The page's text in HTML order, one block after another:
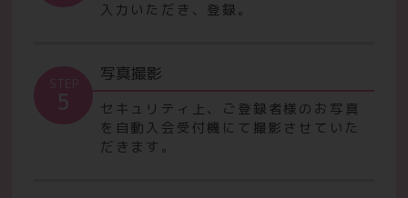
入力いただき、登録。
STEP
5
写真撮影
セキュリティ上、ご登録者様のお写真
を自動入会受付機にて撮影させていた
だきます。